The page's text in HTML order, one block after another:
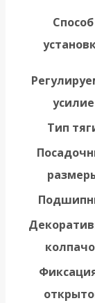
Способ
усилие
Тип